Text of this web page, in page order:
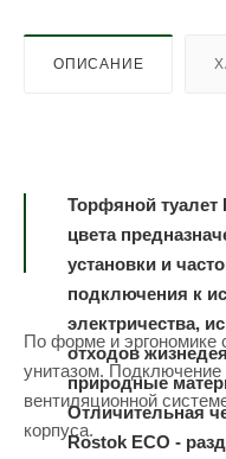
ОПИСАНИЕ
Торфяной туалет
цвета
установки и
подключения к
электричества,
отходов
природные
Отличительная
Rostok ЕСО -
По форме и эргономике
унитазом.
вентиляционной
корпуса.